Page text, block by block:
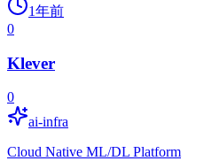
1年前
0
Klever
0
ai-infra
Cloud Native ML/DL Platform